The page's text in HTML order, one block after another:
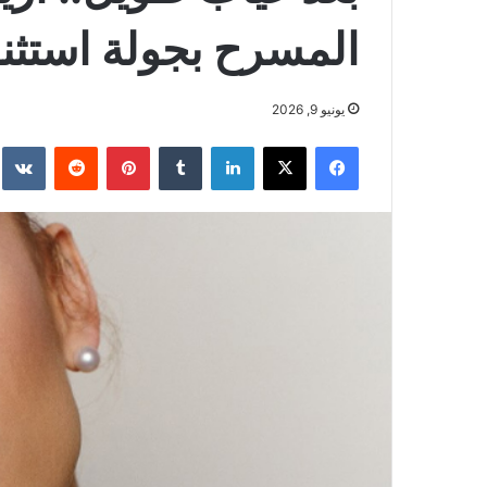
المسرح بجولة
يونيو 9, 2026
فيسبوك ‫X لينكدإن بينتيريست